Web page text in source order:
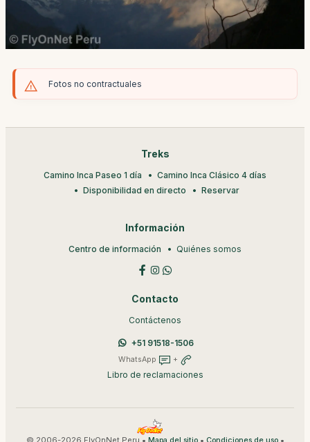
Fotos no contractuales
Treks
Camino Inca Paseo 1 día
Camino Inca Clásico 4 días
Disponibilidad en directo
Reservar
Información
Centro de información Quiénes somos
Contacto
Contáctenos
+51 91518-1506
WhatsApp +
Libro de reclamaciones
© 2006-2026 FlyOnNet Peru • • •